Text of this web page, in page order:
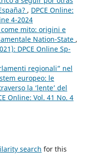
, DPCE Online:
4-2024
come mito: origini e
Nation-State ,
DPCE Online Sp-
regionali” nel
europeo: le
la ‘lente’ del
Online: Vol. 41 No. 4
search for this